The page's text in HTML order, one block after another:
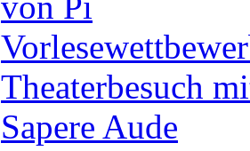
Theaterbesuch
Sapere Aude